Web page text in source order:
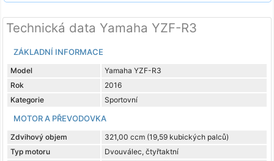
Technická data Yamaha YZF-R3
ZÁKLADNÍ INFORMACE
Model
Yamaha YZF-R3
Rok
2016
Kategorie
Sportovní
MOTOR A PŘEVODOVKA
Zdvihový objem
321,00 ccm (19,59 kubických palců)
Typ motoru
Dvouválec, čtyřtaktní